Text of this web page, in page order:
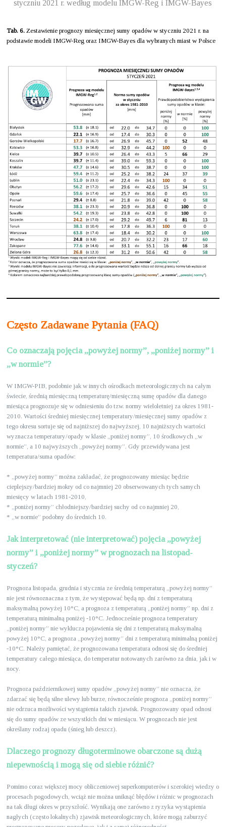
styczniu 2021 r. według modelu IMGW-Reg i IMGW-Bayes
Tab. 6. Zestawienie prognozy miesięcznej sumy opadów w styczniu 2021 r. na
podstawie modeli IMGW-Reg oraz IMGW-Bayes dla wybranych miast w Polsce
Często Zadawane Pytania (FAQ)
Co oznaczają pojęcia „powyżej normy”, „poniżej normy” i
„w normie”?
W IMGW-PIB, podobnie jak w innych ośrodkach meteorologicznych na całym
świecie, średnią miesięczną temperaturę/miesięczną sumę opadów dla danego
miesiąca prognozuje się w odniesieniu do tzw. normy wieloletniej za okres 1981-
2010. Wartości średniej miesięcznej temperatury/miesięcznej sumy opadów z
tego okresu sortuje się od najniższej do najwyższej, 10 najniższych wartości
wyznacza temperatury/opady w klasie „poniżej normy”, 10 środkowych „w
normie”, a 10 najwyższych „powyżej normy”. Gdy przewidywana jest
temperatura/suma opadów:
* „powyżej normy” można zakładać, że prognozowany miesiąc będzie
cieplejszy/bardziej mokry od co najmniej 20 obserwowanych tych samych
miesięcy w latach 1981-2010,
* „poniżej normy” chłodniejszy/bardziej suchy od co najmniej 20,
* „w normie” podobny do średnich 10.
Jak interpretować (nie interpretować) pojęcia „powyżej
normy” i „poniżej normy” w prognozach na listopad-
styczeń?
Prognoza listopada, grudnia i stycznia ze średnią temperaturą „powyżej normy”
nie jest równoznaczna z tym, że występować będą np. dni z temperaturą
maksymalną powyżej 10°C, a prognoza z temperaturą „poniżej normy” np. dni z
temperaturą minimalną poniżej -10°C. Jednocześnie prognoza temperatury
„poniżej normy” nie wyklucza pojawienia się dni z temperaturą maksymalną
powyżej 10°C, a prognoza „powyżej normy” dni z temperaturą minimalną poniżej
-10°C. Należy pamiętać, że prognozowana temperatura odnosi się do średniej
temperatury całego miesiąca, do temperatur notowanych zarówno za dnia, jak i w
nocy.
Prognoza październikowej sumy opadów „powyżej normy” nie oznacza, że
zdarzać się będą silne ulewy lub burze, równocześnie prognoza „poniżej normy”
nie odrzuca możliwości wystąpienia takich zjawisk. Prognozowany opad odnosi
się do sumy opadów ze wszystkich dni w miesiącu. W prognozach nie jest
określany rodzaj opadu (śnieg lub deszcz).
Dlaczego prognozy długoterminowe obarczone są dużą
niepewnością i mogą się od siebie różnić?
Pomimo coraz większej mocy obliczeniowej superkomputerów i szerokiej wiedzy o
procesach pogodowych, wciąż nie można uniknąć błędów i różnic w prognozach
na tak długi okres w przyszłość. Wynikają one zarówno z ryzyka wystąpienia
nagłych (często lokalnych) zjawisk meteorologicznych, które mogą zaburzyć